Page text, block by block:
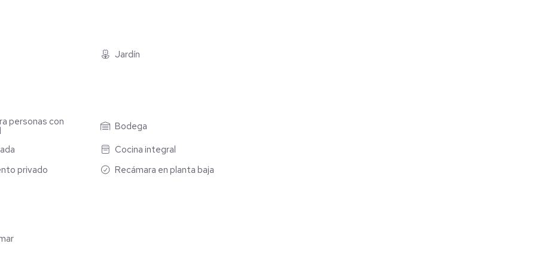
tu tranquilidad.
mejor forma de vivir.
Jardín
personas con
Bodega
Cocina integral
privado
Recámara en planta baja